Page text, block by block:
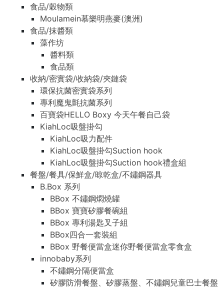
食品/穀物類
Moulamein慕樂明燕麥(澳洲)
食品/抹醬類
藻作坊
醬料類
食品類
收納/密實袋/收納袋/夾鏈袋
環保抗菌密實袋系列
專利魔鬼氈抗菌系列
百寶袋HELLO Boxy 今天午餐自己袋
KiahLoc吸盤掛勾
KiahLoc吸力配件
KiahLoc吸盤掛勾Suction hook
KiahLoc吸盤掛勾Suction hook禮盒組
餐盤/餐具/保鮮盒/晾乾盒/不鏽鋼器具
B.Box 系列
BBox 不鏽鋼燜燒罐
BBox 寶寶矽膠餐碗組
BBox 專利湯匙叉子組
BBox四合一套裝組
BBox 野餐便當盒迷你野餐便當盒零食盒
innobaby系列
不鏽鋼分隔便當盒
矽膠防滑餐盤、矽膠蒸盤、不鏽鋼兒童巴士餐盤